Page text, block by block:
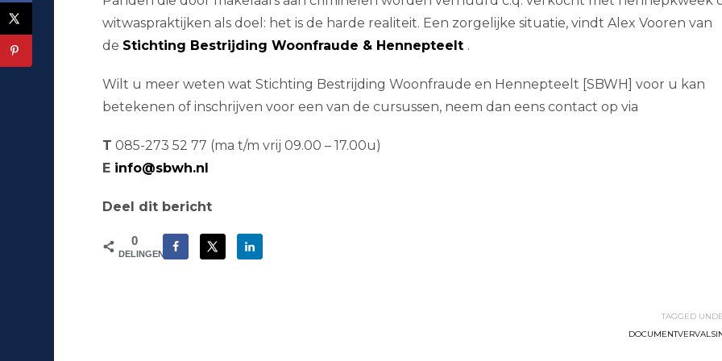
witwaspraktijken als doel: het is de harde realiteit. Een zorgelijke situatie, vindt Alex Vooren van
de Stichting Bestrijding Woonfraude & Hennepteelt .
Wilt u meer weten wat Stichting Bestrijding Woonfraude en Hennepteelt [SBWH] voor u kan
betekenen of inschrijven voor een van de cursussen, neem dan eens contact op via
T 085-273 52 77 (ma t/m vrij 09.00 – 17.00u)
E info@sbwh.nl
Deel dit bericht
0
DELINGEN
TAGGED